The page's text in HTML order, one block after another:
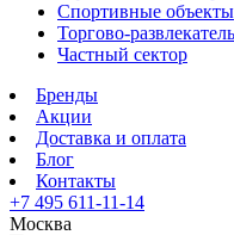
Спортивные объекты
Торгово-
Частный сектор
Бренды
Акции
Доставка и оплата
Блог
Контакты
+7 495 611-11-14
Москва